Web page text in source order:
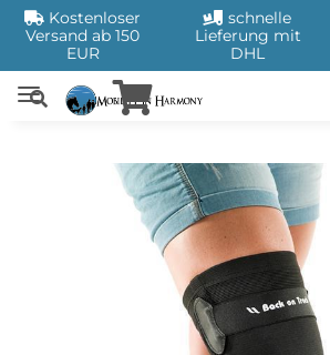
Kostenloser
Versand ab 150
EUR
schnelle
Lieferung mit
DHL